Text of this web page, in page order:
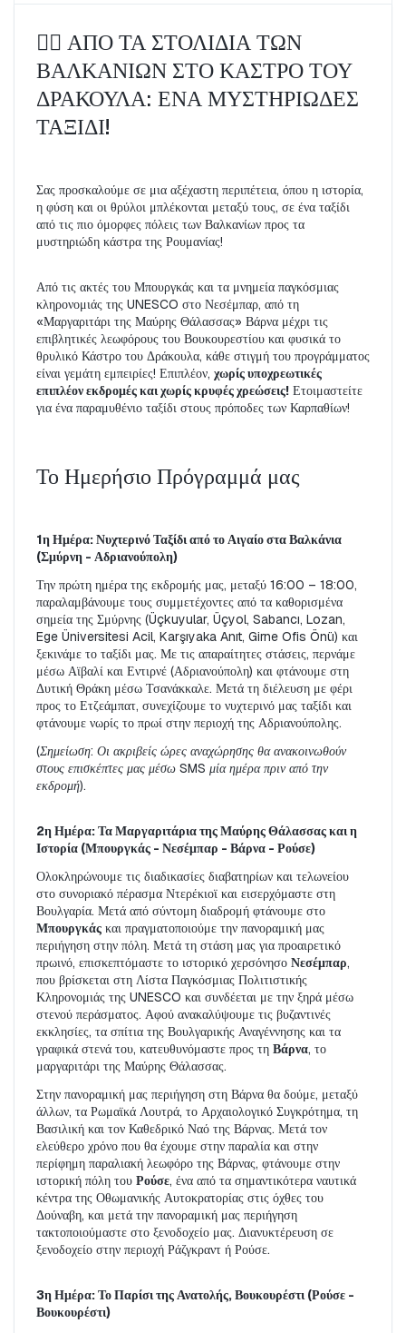
🧛‍♂️ ΑΠΟ ΤΑ ΣΤΟΛΙΔΙΑ ΤΩΝ
ΒΑΛΚΑΝΙΩΝ ΣΤΟ ΚΑΣΤΡΟ ΤΟΥ
ΔΡΑΚΟΥΛΑ: ΕΝΑ ΜΥΣΤΗΡΙΩΔΕΣ
ΤΑΞΙΔΙ!
Σας προσκαλούμε σε μια αξέχαστη περιπέτεια, όπου η ιστορία,
η φύση και οι θρύλοι μπλέκονται μεταξύ τους, σε ένα ταξίδι
από τις πιο όμορφες πόλεις των Βαλκανίων προς τα
μυστηριώδη κάστρα της Ρουμανίας!
Από τις ακτές του Μπουργκάς και τα μνημεία παγκόσμιας
κληρονομιάς της UNESCO στο Νεσέμπαρ, από τη
«Μαργαριτάρι της Μαύρης Θάλασσας» Βάρνα μέχρι τις
επιβλητικές λεωφόρους του Βουκουρεστίου και φυσικά το
θρυλικό Κάστρο του Δράκουλα, κάθε στιγμή του προγράμματος
είναι γεμάτη εμπειρίες! Επιπλέον, χωρίς υποχρεωτικές
επιπλέον εκδρομές και χωρίς κρυφές χρεώσεις! Ετοιμαστείτε
για ένα παραμυθένιο ταξίδι στους πρόποδες των Καρπαθίων!
Το Ημερήσιο Πρόγραμμά μας
1η Ημέρα: Νυχτερινό Ταξίδι από το Αιγαίο στα Βαλκάνια
(Σμύρνη - Αδριανούπολη)
Την πρώτη ημέρα της εκδρομής μας, μεταξύ 16:00 – 18:00,
παραλαμβάνουμε τους συμμετέχοντες από τα καθορισμένα
σημεία της Σμύρνης (Üçkuyular, Üçyol, Sabancı, Lozan,
Ege Üniversitesi Acil, Karşıyaka Anıt, Girne Ofis Önü) και
ξεκινάμε το ταξίδι μας. Με τις απαραίτητες στάσεις, περνάμε
μέσω Αϊβαλί και Εντιρνέ (Αδριανούπολη) και φτάνουμε στη
Δυτική Θράκη μέσω Τσανάκκαλε. Μετά τη διέλευση με φέρι
προς το Ετζεάμπατ, συνεχίζουμε το νυχτερινό μας ταξίδι και
φτάνουμε νωρίς το πρωί στην περιοχή της Αδριανούπολης.
(Σημείωση: Οι ακριβείς ώρες αναχώρησης θα ανακοινωθούν
στους επισκέπτες μας μέσω SMS μία ημέρα πριν από την
εκδρομή).
2η Ημέρα: Τα Μαργαριτάρια της Μαύρης Θάλασσας και η
Ιστορία (Μπουργκάς - Νεσέμπαρ - Βάρνα - Ρούσε)
Ολοκληρώνουμε τις διαδικασίες διαβατηρίων και τελωνείου
στο συνοριακό πέρασμα Ντερέκιοϊ και εισερχόμαστε στη
Μπουργκάς και πραγματοποιούμε την πανοραμική μας
περιήγηση στην πόλη. Μετά τη στάση μας για προαιρετικό
πρωινό, επισκεπτόμαστε το ιστορικό χερσόνησο Νεσέμπαρ,
που βρίσκεται στη Λίστα Παγκόσμιας Πολιτιστικής
Κληρονομιάς της UNESCO και συνδέεται με την ξηρά μέσω
στενού περάσματος. Αφού ανακαλύψουμε τις βυζαντινές
εκκλησίες, τα σπίτια της Βουλγαρικής Αναγέννησης και τα
γραφικά στενά του, κατευθυνόμαστε προς τη Βάρνα, το
μαργαριτάρι της Μαύρης Θάλασσας.
Στην πανοραμική μας περιήγηση στη Βάρνα θα δούμε, μεταξύ
άλλων, τα Ρωμαϊκά Λουτρά, το Αρχαιολογικό Συγκρότημα, τη
Βασιλική και τον Καθεδρικό Ναό της Βάρνας. Μετά τον
ελεύθερο χρόνο που θα έχουμε στην παραλία και στην
περίφημη παραλιακή λεωφόρο της Βάρνας, φτάνουμε στην
ιστορική πόλη του Ρούσε, ένα από τα σημαντικότερα ναυτικά
κέντρα της Οθωμανικής Αυτοκρατορίας στις όχθες του
Δούναβη, και μετά την πανοραμική μας περιήγηση
τακτοποιούμαστε στο ξενοδοχείο μας. Διανυκτέρευση σε
ξενοδοχείο στην περιοχή Ράζγκραντ ή Ρούσε.
3η Ημέρα: Το Παρίσι της Ανατολής, Βουκουρέστι (Ρούσε -
Βουκουρέστι)